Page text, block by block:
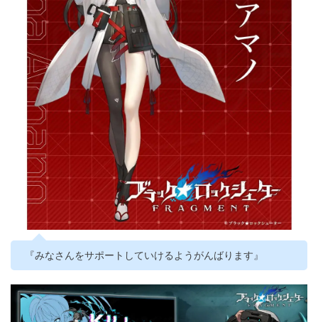
『みなさんをサポートしていけるようがんばります』